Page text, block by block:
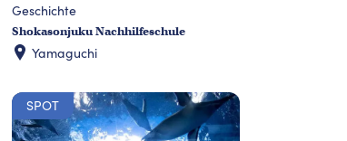
Geschichte
Shokasonjuku Nachhilfeschule
Yamaguchi
SPOT